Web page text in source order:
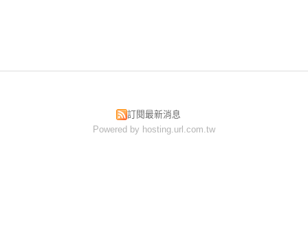
訂閱最新消息
Powered by hosting.url.com.tw